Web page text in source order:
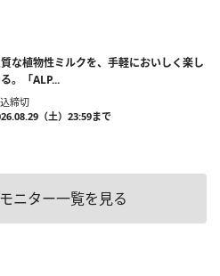
な植物性ミルクを、手軽においしく楽し
。「ALP...
締切
（土）23:59まで
ニター一覧を見る